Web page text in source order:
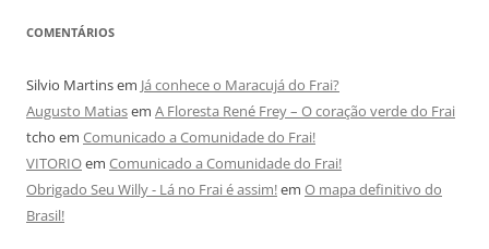
COMENTÁRIOS
Silvio Martinsem Já conhece o Maracujá do Frai?
Augusto Matiasem A Floresta René Frey – O coração verde do Frai
tcho em Comunicado a Comunidade do Frai!
VITORIOem Comunicado a Comunidade do Frai!
Obrigado Seu Willy - Lá no Frai é assim!em O mapa definitivo do
Brasil!